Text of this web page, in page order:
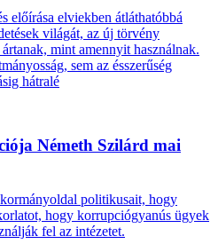
előírása elviekben átláthatóbbá
világát, az új törvény
mint amennyit használnak.
sem az ésszerűség
hátralé
Németh Szilárd mai
politikusait, hogy
hogy korrupciógyanús ügyek
fel az intézetet.